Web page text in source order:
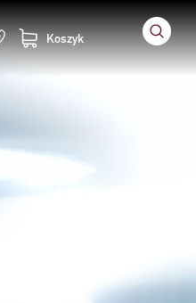
Koszyk